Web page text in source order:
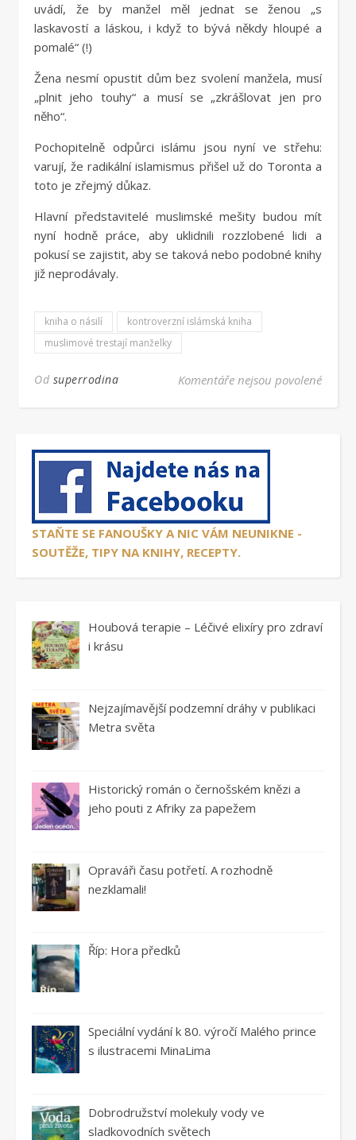
uvádí, že by manžel měl jednat se ženou „s
laskavostí a láskou, i když to bývá někdy hloupé a
pomalé“ (!)
Žena nesmí opustit dům bez svolení manžela, musí
„plnit jeho touhy“ a musí se „zkrášlovat jen pro
něho“.
Pochopitelně odpůrci islámu jsou nyní ve střehu:
varují, že radikální islamismus přišel už do Toronta a
toto je zřejmý důkaz.
Hlavní představitelé muslimské mešity budou mít
nyní hodně práce, aby uklidnili rozzlobené lidi a
pokusí se zajistit, aby se taková nebo podobné knihy
již neprodávaly.
kniha o násilí
kontroverzní islámská kniha
muslimové trestají manželky
Od superrodina Komentáře nejsou povolenéu
STAŇTE SE FANOUŠKY A NIC VÁM NEUNIKNE -
SOUTĚŽE, TIPY NA KNIHY, RECEPTY.
Houbová terapie – Léčivé elixíry pro zdraví
i krásu
Nejzajímavější podzemní dráhy v publikaci
Metra světa
Historický román o černošském knězi a
jeho pouti z Afriky za papežem
Opraváři času potřetí. A rozhodně
nezklamali!
Říp: Hora předků
Speciální vydání k 80. výročí Malého prince
s ilustracemi MinaLima
Dobrodružství molekuly vody ve
sladkovodních světech